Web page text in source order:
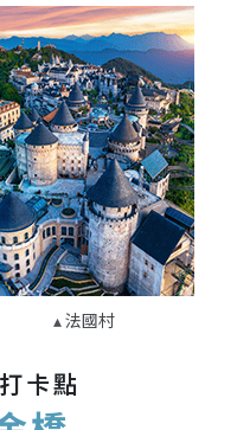
法國村
卡點